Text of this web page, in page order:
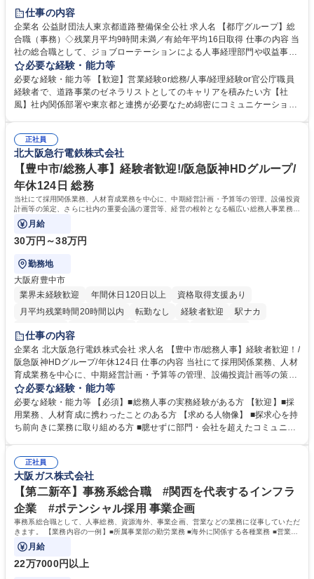
研修あり
退職金あり
駅近5分以内
資格取得手当あり 食事補助あり
仕事の内容
企業名 公益財団法人東京都道路整備保全公社 求人名 【都庁グループ】総
合職（事務）◇残業月平均9時間未満／有給年平均16日取得 仕事の内容 当
社の総合職として、ジョブローテーションによる人事経理部門や収益事業
等のフロント部門の部署等幅広い部署での業務をお任せいたします。研修
制度やキャリア支援が充実しております！ ※下記業務詳細 【業務詳細】■
管理部門：広報、人事、経理など当公社の運営に係る管理業務 ■収益部
門：駐車場の新規開拓、管理運営、新宿駅西口広場の「イベントコーナ
道路施設や道路工事現場の見学ツアー事業 ※入社後は上記いずれかの部門
へ配属。※業務内容変更の範囲：会社の定める業務 募集職種 【都庁グル
ープ】総合職（事務）◇残業月平均9時間未満／有給年平均16日取得
必要な経験・能力等
必要な経験・能力等 【歓迎】営業経験or総務/人事/経理経験or官公庁職員
経験者で、道路事業のゼネラリストとしてのキャリアを積みたい方【社
風】社内関係部署や東京都と連携が必要なため綿密にコミュニケーション
部門など多岐に渡る業務を経験できます。 ■様々なプロジェクト：駐車場
事業の他、新宿駅西口広場内に設置された照明を兼ねた広告「ブライトサ
イン」の管理運営を行うなど、事業収益を生み出す活動を積極的に行って
います。 学歴・資格 学歴：大学院 大学 高専 短大 専修学校 高校 語学力：
資格：
正社員
北大阪急行電鉄株式会社
【豊中市/総務人事】経験者歓迎!/阪急阪神HDグループ/
年休124日 総務
当社にて採用関係業務、人材育成業務を中心に、中期経営計画・予算等の管理、設備投資
計画等の策定、さらに社内の重要会議の運営等、経営の根幹となる幅広い総務人事業務全
般を担当していただきます。
月給
30万円～38万円
勤務地
大阪府豊中市
業界未経験歓迎
年間休日120日以上
資格取得支援あり
月平均残業時間20時間以内
転勤なし 経験者歓迎
駅ナカ
退職金あり
土日祝休み
服装自由 昼食補助あり 食事補助あり
仕事の内容
企業名 北大阪急行電鉄株式会社 求人名 【豊中市/総務人事】経験者歓迎！/
阪急阪神HDグループ/年休124日 仕事の内容 当社にて採用関係業務、人材
育成業務を中心に、中期経営計画・予算等の管理、設備投資計画等の策
定、さらに社内の重要会議の運営等、経営の根幹となる幅広い総務人事業
務全般を担当していただきます。 【主な業務内容】 ■採用関係業務および
人材育成(社員研修)業務の推進 ■中期経営計画および予算等の管理 ■設備
投資計画等の策定 ■社内の重要会議の運営 ■その他総務人事業務全般 【入
務人事】経験者歓迎！/阪急阪神HDグループ/年休124日
必要な経験・能力等
必要な経験・能力等 【必須】■総務人事の実務経験がある方 【歓迎】■採
用業務、人材育成に携わったことのある方 【求める人物像】 ■探求心を持
ち前向きに業務に取り組める方 ■臆せずに部門・会社を超えたコミュニケ
囲のメンバーと協調しつつ主体性を持って能動的に業務を推進できる方 学
歴・資格 学歴：大学院 大学 高専 短大 専修学校 高校 語学力： 資格：
正社員
大阪ガス株式会社
【第二新卒】事務系総合職 #関西を代表するインフラ
企業 #ポテンシャル採用 事業企画
事務系総合職として、人事総務、資源海外、事業企画、営業などの業務に従事していただ
きます。 【業務内容の一例】■所属事業部の勤労業務 ■海外に関係する各種業務 ■営業部
門の企画スタッフ、ルート営業
月給
22万7000円以上